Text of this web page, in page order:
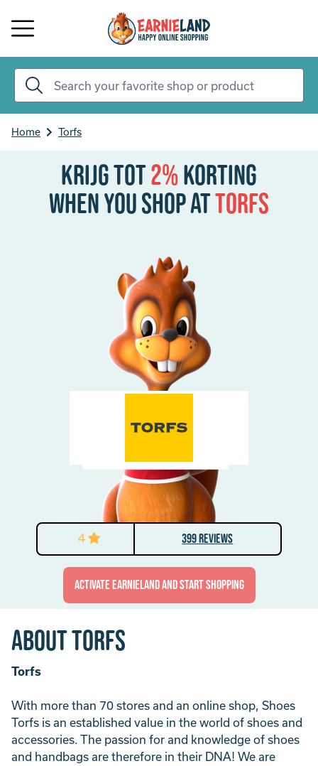
Home Torfs
Krijg tot2%korting
When you shop atTorfs
4 399 Reviews
activate Earnieland and start shopping
About Torfs
Torfs
With more than 70 stores and an online shop, Shoes
Torfs is an established value in the world of shoes and
accessories. The passion for and knowledge of shoes
and handbags are therefore in their DNA! We are